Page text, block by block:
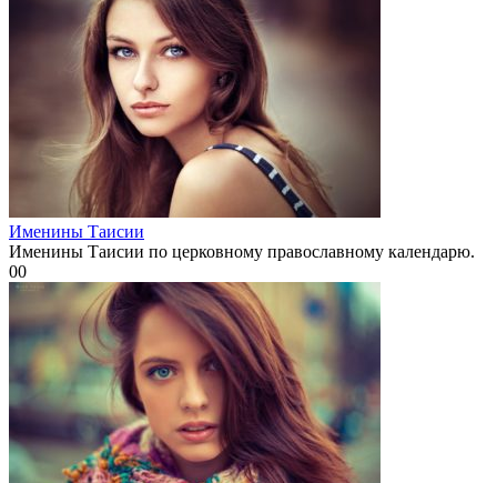
Именины Таисии
Именины Таисии по церковному православному календарю.
00